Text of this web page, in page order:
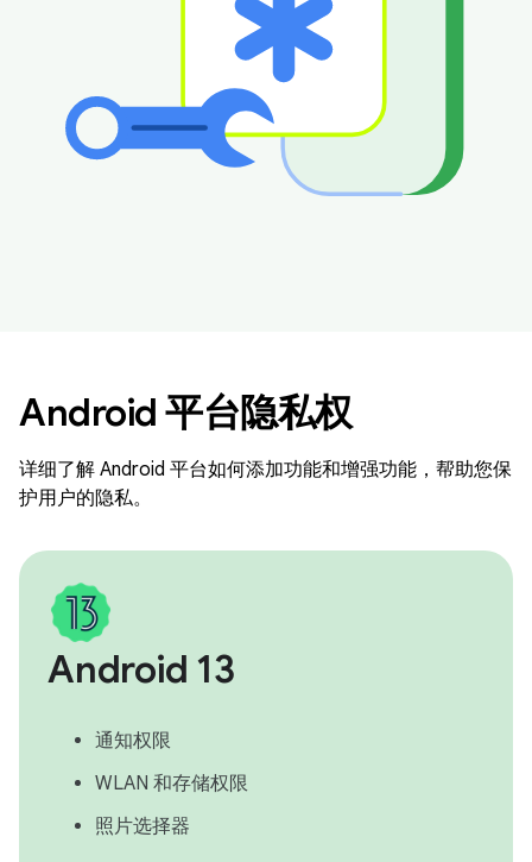
Android 平台隐私权
详细了解 Android 平台如何添加功能和增强功能，帮助您保
护用户的隐私。
Android 13
通知权限
WLAN 和存储权限
照片选择器